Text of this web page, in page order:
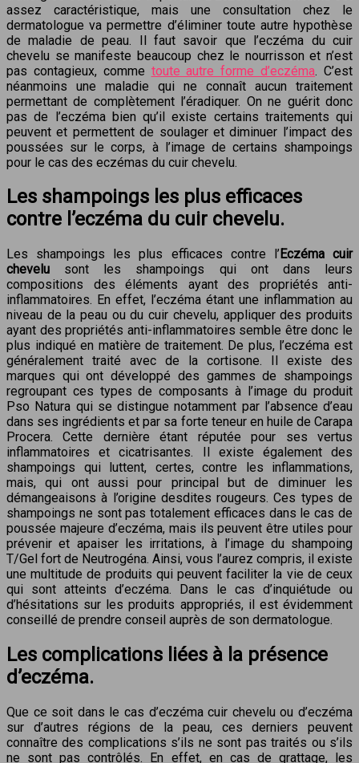
assez caractéristique, mais une consultation chez le
dermatologue va permettre d’éliminer toute autre hypothèse
de maladie de peau. Il faut savoir que l’eczéma du cuir
chevelu se manifeste beaucoup chez le nourrisson et n’est
pas contagieux, comme toute autre forme d’eczéma. C’est
néanmoins une maladie qui ne connaît aucun traitement
permettant de complètement l’éradiquer. On ne guérit donc
pas de l’eczéma bien qu’il existe certains traitements qui
peuvent et permettent de soulager et diminuer l’impact des
poussées sur le corps, à l’image de certains shampoings
pour le cas des eczémas du cuir chevelu.
Les shampoings les plus efficaces
contre l’eczéma du cuir chevelu.
Les shampoings les plus efficaces contre l’Eczéma cuir
chevelu sont les shampoings qui ont dans leurs
compositions des éléments ayant des propriétés anti-
inflammatoires. En effet, l’eczéma étant une inflammation au
niveau de la peau ou du cuir chevelu, appliquer des produits
ayant des propriétés anti-inflammatoires semble être donc le
plus indiqué en matière de traitement. De plus, l’eczéma est
généralement traité avec de la cortisone. Il existe des
marques qui ont développé des gammes de shampoings
regroupant ces types de composants à l’image du produit
Pso Natura qui se distingue notamment par l’absence d’eau
dans ses ingrédients et par sa forte teneur en huile de Carapa
Procera. Cette dernière étant réputée pour ses vertus
inflammatoires et cicatrisantes. Il existe également des
shampoings qui luttent, certes, contre les inflammations,
mais, qui ont aussi pour principal but de diminuer les
démangeaisons à l’origine desdites rougeurs. Ces types de
shampoings ne sont pas totalement efficaces dans le cas de
poussée majeure d’eczéma, mais ils peuvent être utiles pour
prévenir et apaiser les irritations, à l’image du shampoing
T/Gel fort de Neutrogéna. Ainsi, vous l’aurez compris, il existe
une multitude de produits qui peuvent faciliter la vie de ceux
qui sont atteints d’eczéma. Dans le cas d’inquiétude ou
d’hésitations sur les produits appropriés, il est évidemment
conseillé de prendre conseil auprès de son dermatologue.
Les complications liées à la présence
d’eczéma.
Que ce soit dans le cas d’eczéma cuir chevelu ou d’eczéma
sur d’autres régions de la peau, ces derniers peuvent
connaître des complications s’ils ne sont pas traités ou s’ils
ne sont pas contrôlés. En effet, en cas de grattage, les